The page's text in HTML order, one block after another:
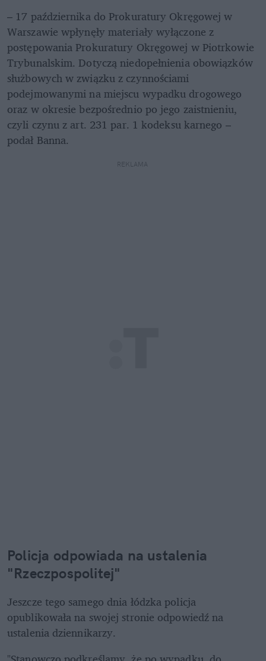
– 17 października do Prokuratury Okręgowej w
Warszawie wpłynęły materiały wyłączone z
postępowania Prokuratury Okręgowej w Piotrkowie
Trybunalskim. Dotyczą niedopełnienia obowiązków
służbowych w związku z czynnościami
podejmowanymi na miejscu wypadku drogowego
oraz w okresie bezpośrednio po jego zaistnieniu,
czyli czynu z art. 231 par. 1 kodeksu karnego –
podał Banna.
REKLAMA
Policja odpowiada na ustalenia
"Rzeczpospolitej"
Jeszcze tego samego dnia łódzka policja
opublikowała na swojej stronie odpowiedź na
ustalenia dziennikarzy.